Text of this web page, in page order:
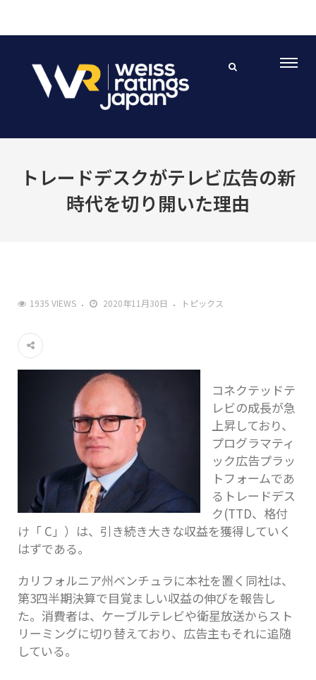
トレードデスクがテレビ広告の新
時代を切り開いた理由
1935 VIEWS 2020年11月30日 トピックス
コネクテッドテ
レビの成長が急
上昇しており、
プログラマティ
ック広告プラッ
トフォームであ
るトレードデス
ク(TTD、格付
け「 C」）は、引き続き大きな収益を獲得していく
はずである。
カリフォルニア州ベンチュラに本社を置く同社は、
第3四半期決算で目覚ましい収益の伸びを報告し
た。消費者は、ケーブルテレビや衛星放送からスト
リーミングに切り替えており、広告主もそれに追随
している。